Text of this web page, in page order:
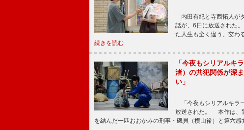
内田有紀と寺西拓人が
話が、6日に放送された
た人生も全く違う、交わ
続きを読む
「今夜もシリアルキ
渚）の共犯関係が深
い」
「今夜もシリアルキラ
放送された。 本作は、
を結んだ一匹おおかみの刑事・磯貝（横山裕）と第六